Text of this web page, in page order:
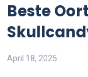
Beste
April 18, 2025